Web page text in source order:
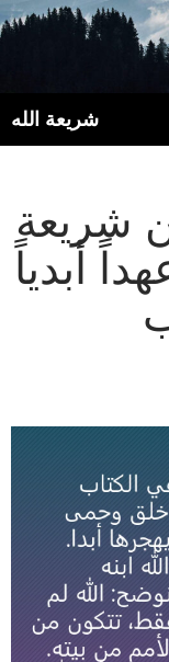
شريعة الله
شريعة
أبدياً